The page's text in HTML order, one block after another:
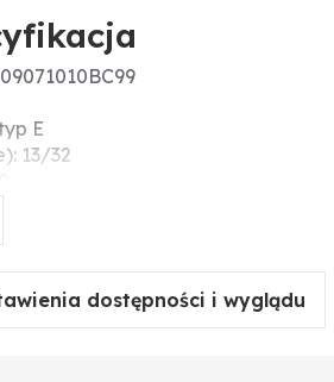
E
13/32
dostępności i wyglądu